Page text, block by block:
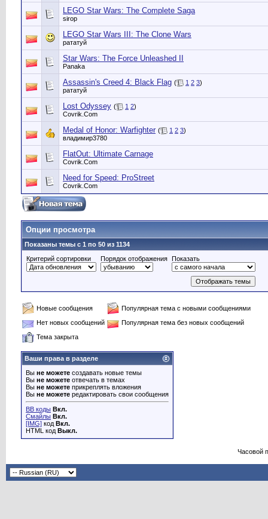
LEGO Star Wars: The Complete Saga
sirop
LEGO Star Wars III: The Clone Wars
рататуй
Star Wars: The Force Unleashed II
Panaka
Assassin's Creed 4: Black Flag ( 1 2 3)
рататуй
Lost Odyssey ( 1 2)
Сovrik.Com
Medal of Honor: Warfighter ( 1 2 3)
владимир3780
FlatOut: Ultimate Carnage
Сovrik.Com
Need for Speed: ProStreet
Сovrik.Com
Опции просмотра
Показаны темы с 1 по 50 из 1134
Критерий сортировки
Порядок отображения Показать
Новые сообщения
Популярная тема с новыми сообщениями
Нет новых сообщений
Популярная тема без новых сообщений
Тема закрыта
Ваши права в разделе
Вы не можете создавать новые темы
Вы не можете отвечать в темах
Вы не можете прикреплять вложения
Вы не можете редактировать свои сообщения
BB коды Вкл.
Смайлы Вкл.
[IMG] код Вкл.
HTML код Выкл.
Часовой